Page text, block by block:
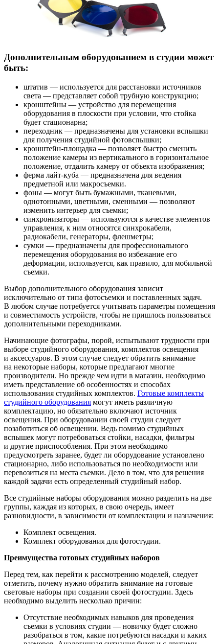
Дополнительным оборудованием в студии может
быть:
штатив — используется для расстановки источников
света — представляет собой трубную конструкцию;
кронштейны — устройство для перемещения
оборудования в плоскости при условии, что стойка
будет стационарна;
переходник — предназначены для установки вспышки
для получения студийной фотовспышки;
кронштейн-площадка — позволяет быстро сменить
положение камеры из вертикального в горизонтальное
положение, отдалить камеру от объекта изображения;
ферма лайт-куба — предназначена для ведения
предметной или макросъемки.
фоны — могут быть бумажными, тканевыми,
однотонными, цветными, сменными — позволяют
изменить интерьер для съемки;
синхронизаторы — используются в качестве элементов
управления, к ним относятся синхрокабели,
радиокабели, генераторы, флешметры;
сумки — предназначены для профессионального
перемещения оборудования во избежание его
деформации, используется, как правило, для мобильной
съемки.
Выбор дополнительного оборудования зависит
исключительно от типа фотосъемки и поставленных задач.
В любом случае потребуется учитывать параметры помещения
и совместимость устройств, чтобы не пришлось пользоваться
дополнительными переходниками.
Начинающие фотографы, порой, испытывают трудности при
выборе студийного оборудования, комплектов освещения
и аксессуаров. В этом случае следует обратить внимание
на некоторые наборы, которые предлагают многие
производители. Но прежде чем идти в магазин, необходимо
иметь представление об особенностях и способах
использования студийных комплектов. Готовые комплекты
студийного оборудования могут иметь различную
комплектацию, но обязательно включают источник
освещения. При оборудовании своей студии следует
позаботиться об освещении. Ведь помимо студийных
вспышек могут потребоваться стойки, насадки, фильтры
и другие приспособления. При этом необходимо
предусмотреть заранее, будет ли оборудование установлено
стационарно, либо использоваться по необходимости или
перевозиться на места съемки. Дело в том, что для решения
каждой задачи есть определенный студийный набор.
Все студийные наборы оборудования можно разделить на две
группы, каждая из которых, в свою очередь, имеет
разновидности, в зависимости от комплектации и назначения:
Комплект освещения.
Комплект оборудования для фотостудии.
Преимущества готовых студийных наборов
Перед тем, как перейти к рассмотрению моделей, следует
отметить, почему нужно обратить внимание на готовые
световые наборы при создании своей фотостудии. Здесь
необходимо выделить несколько причин:
Отсутствие необходимых навыков для проведения
съемки в условиях студии — новичку будет сложно
разобраться в том, какие потребуются насадки и каких